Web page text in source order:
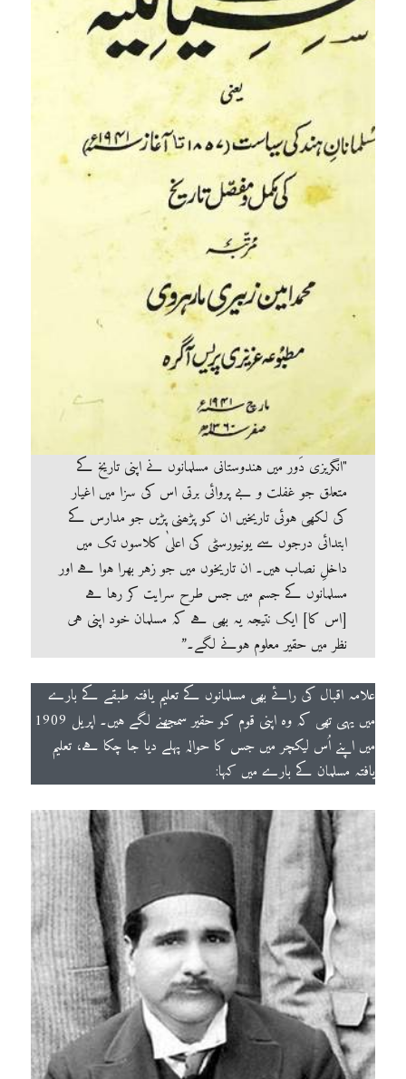
"انگریزی دَور میں ہندوستانی مسلمانوں نے اپنی تاریخ کے
متعلق جو غفلت و بے پروائی برتی اس کی سزا میں اغیار
کی لکھی ہوئی تاریخیں ان کو پڑھنی پڑیں جو مدارس کے
ابتدائی درجوں سے یونیورسٹی کی اعلیٰ کلاسوں تک میں
داخلِ نصاب ہیں۔ ان تاریخوں میں جو زہر بھرا ہوا ہے اور
مسلمانوں کے جسم میں جس طرح سرایت کر رہا ہے
[اس کا] ایک نتیجہ یہ بھی ہے کہ مسلمان خود اپنی ہی
نظر میں حقیر معلوم ہونے لگے۔”
علامہ اقبال کی رائے بھی مسلمانوں کے تعلیم یافتہ طبقے کے بارے
میں یہی تھی کہ وہ اپنی قوم کو حقیر سمجھنے لگے ہیں۔ اپریل 1909
میں اپنے اُس لیکچر میں جس کا حوالہ پہلے دیا جا چکا ہے، تعلیم
یافتہ مسلمان کے بارے میں کہا: